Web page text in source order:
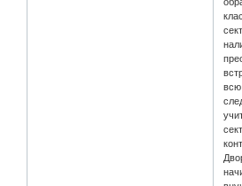
всю